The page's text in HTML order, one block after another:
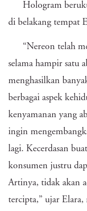
Hologram
di belakang tempat
“Nereon telah
selama hampir satu
menghasilkan
berbagai aspek
kenyamanan yang
ingin
lagi. Kecerdasan
konsumen justru
Artinya, tidak akan
tercipta,” ujar Elara,